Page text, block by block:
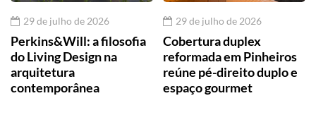
29 de julho de 2026
Perkins&Will: a filosofia
do Living Design na
arquitetura
contemporânea
29 de julho de 2026
Cobertura duplex
reformada em Pinheiros
reúne pé-direito duplo e
espaço gourmet